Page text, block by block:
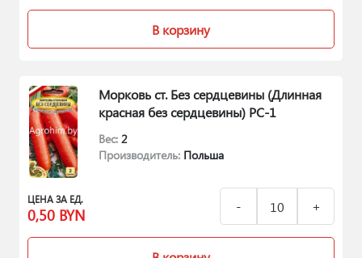
В корзину
Морковь ст. Без сердцевины (Длинная
красная без сердцевины) РС-1
Вес: 2
Производитель: Польша
ЦЕНА ЗА ЕД.
0,50 BYN